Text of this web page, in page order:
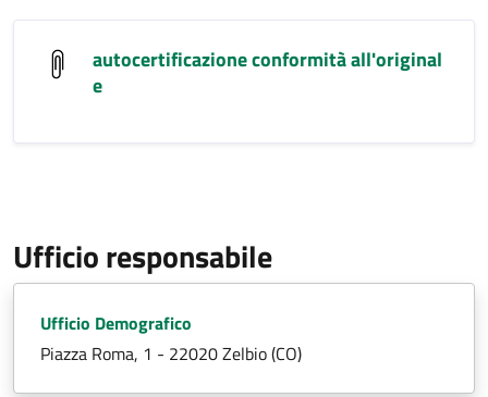
autocertificazione conformità all'original
e
Ufficio responsabile
Ufficio Demografico
Piazza Roma, 1 - 22020 Zelbio (CO)